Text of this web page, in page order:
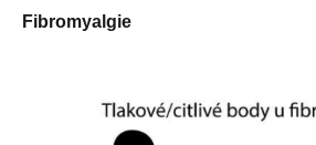
Fibromyalgie